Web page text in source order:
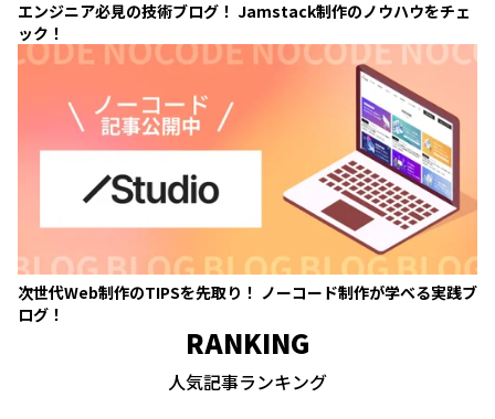
エンジニア必見の技術ブログ！ Jamstack制作のノウハウをチェ
ック！
次世代Web制作のTIPSを先取り！ ノーコード制作が学べる実践ブ
ログ！
RANKING
人気記事ランキング